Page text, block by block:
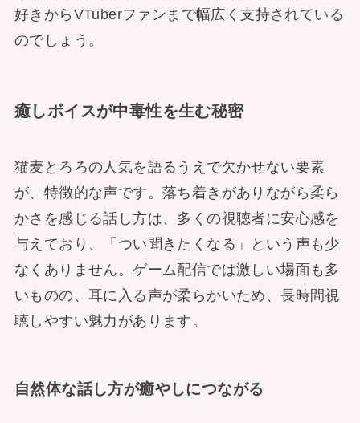
好きからVTuberファンまで幅広く支持されている
のでしょう。
癒しボイスが中毒性を生む秘密
猫麦とろろの人気を語るうえで欠かせない要素
が、特徴的な声です。落ち着きがありながら柔ら
かさを感じる話し方は、多くの視聴者に安心感を
与えており、「つい聞きたくなる」という声も少
なくありません。ゲーム配信では激しい場面も多
いものの、耳に入る声が柔らかいため、長時間視
聴しやすい魅力があります。
自然体な話し方が癒やしにつながる